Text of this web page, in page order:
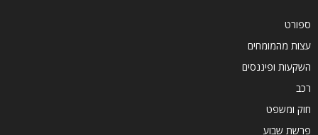
ספורט
עצות מהמומחים
השקעות ופיננסים
רכב
חוק ומשפט
פרשת שבוע